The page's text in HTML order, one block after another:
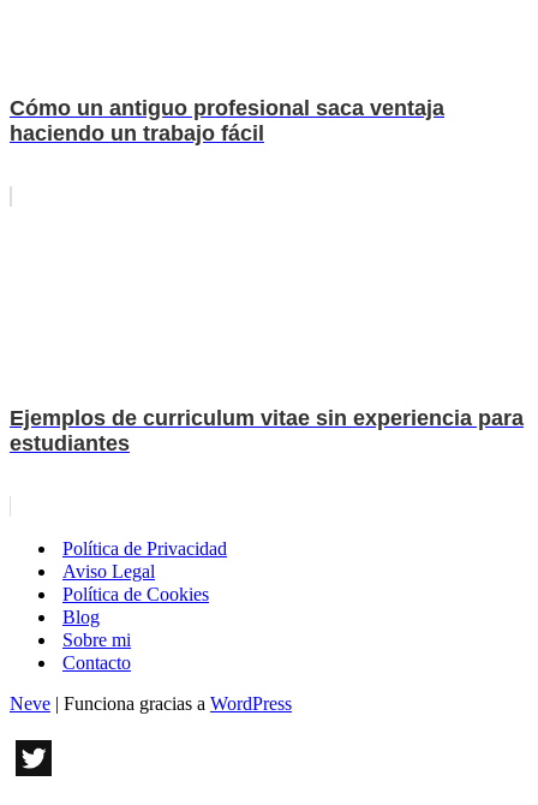
Cómo un antiguo profesional saca ventaja
haciendo un trabajo fácil
Ejemplos de curriculum vitae sin experiencia para
estudiantes
Política de Privacidad
Aviso Legal
Política de Cookies
Blog
Sobre mi
Contacto
Neve | Funciona gracias a WordPress